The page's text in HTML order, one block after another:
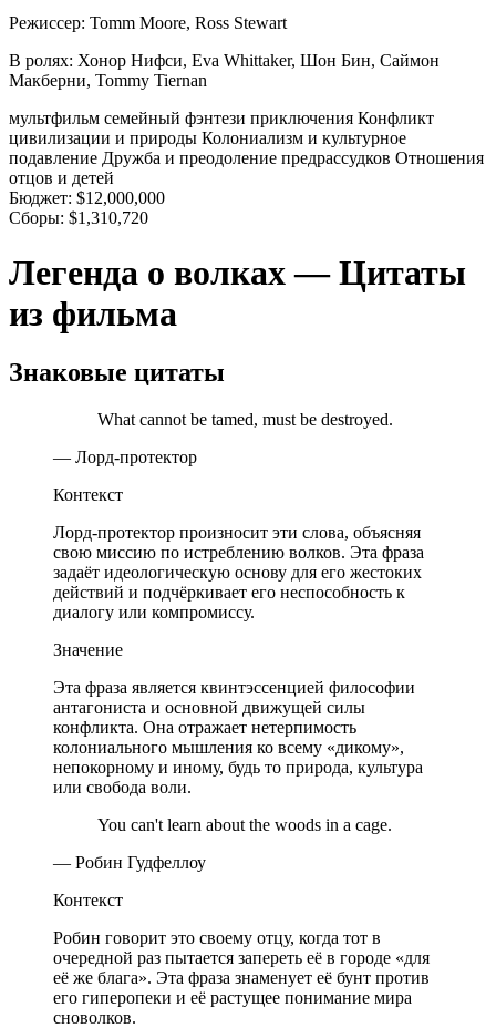
Режиссер: Tomm Moore, Ross Stewart
В ролях: Хонор Нифси, Eva Whittaker, Шон Бин, Саймон
Макберни, Tommy Tiernan
мультфильм семейный фэнтези приключения Конфликт
цивилизации и природы Колониализм и культурное
подавление Дружба и преодоление предрассудков Отношения
отцов и детей
Бюджет: $12,000,000
Сборы: $1,310,720
Легенда о волках — Цитаты
из фильма
Знаковые цитаты
What cannot be tamed, must be destroyed.
— Лорд-протектор
Контекст
Лорд-протектор произносит эти слова, объясняя
свою миссию по истреблению волков. Эта фраза
задаёт идеологическую основу для его жестоких
действий и подчёркивает его неспособность к
диалогу или компромиссу.
Значение
Эта фраза является квинтэссенцией философии
антагониста и основной движущей силы
конфликта. Она отражает нетерпимость
колониального мышления ко всему «дикому»,
непокорному и иному, будь то природа, культура
или свобода воли.
You can't learn about the woods in a cage.
— Робин Гудфеллоу
Контекст
Робин говорит это своему отцу, когда тот в
очередной раз пытается запереть её в городе «для
её же блага». Эта фраза знаменует её бунт против
его гиперопеки и её растущее понимание мира
сноволков.